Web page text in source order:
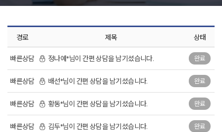
경로 제목 상태
빠른상담 정나예*님이 간편 상담을 남기셨습니다. 완료
빠른상담 배선*님이 간편 상담을 남기셨습니다. 완료
빠른상담 황동*님이 간편 상담을 남기셨습니다. 완료
빠른상담 김두*님이 간편 상담을 남기셨습니다. 완료